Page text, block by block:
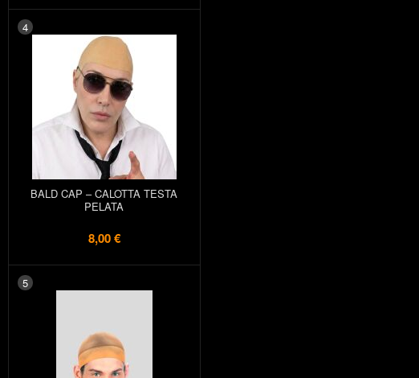
4
BALD CAP – CALOTTA TESTA
PELATA
8,00 €
5